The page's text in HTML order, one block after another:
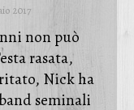
2017
non può
rasata,
Nick ha
seminali